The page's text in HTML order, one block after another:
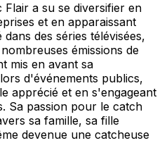
Flair a su se diversifier en
et en apparaissant
des séries télévisées,
émissions de
mis en avant sa
d'événements publics,
apprécié et en s'engageant
Sa passion pour le catch
sa famille, sa fille
devenue une catcheuse